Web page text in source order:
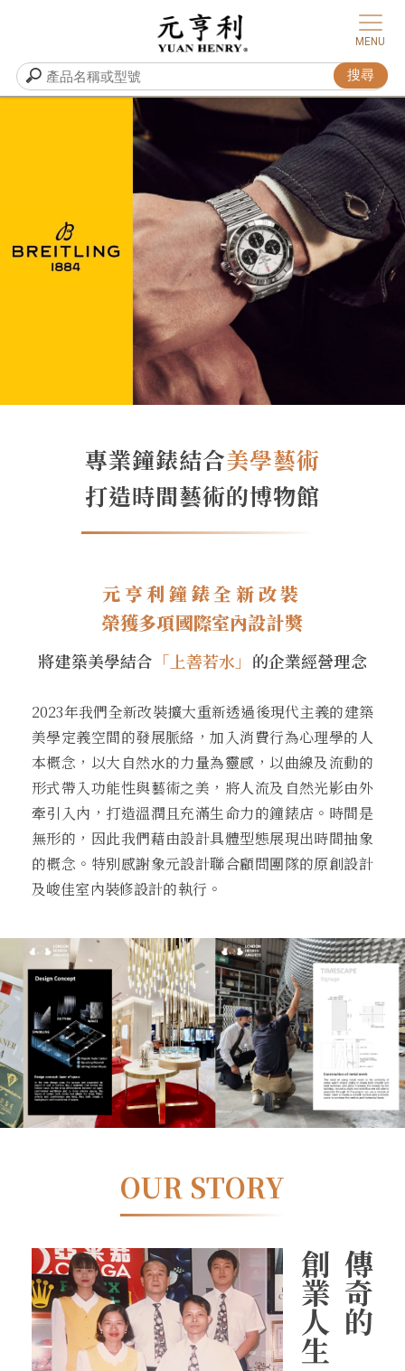
專業鐘錶結合美學藝術
打造時間藝術的博物館
元亨利鐘錶全新改裝
榮獲多項國際室內設計獎
將建築美學結合 「上善若水」 的企業經營理念
2023年我們全新改裝擴⼤重新透過後現代主義的建築
美學定義空間的發展脈絡，加入消費⾏為⼼理學的⼈
本概念，以⼤⾃然⽔的⼒量為靈感，以曲線及流動的
形式帶入功能性與藝術之美，將⼈流及⾃然光影由外
牽引入內，打造溫潤且充滿⽣命⼒的鐘錶店。時間是
無形的，因此我們藉由設計具體型態展現出時間抽象
的概念。特別感謝象元設計聯合顧問團隊的原創設計
及峻佳室內裝修設計的執⾏。
OUR STORY
傳
奇
的
創
業
人
生